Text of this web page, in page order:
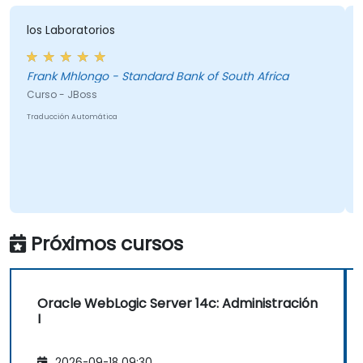
Extensión de Gestión Java y la Consola de
Administración.
Implementar JBoss Drools para la gestión
de reglas de negocio y utilizar la
herramienta Guvnor para el desarrollo y
pruebas de reglas.
los Laboratorios
Frank Mhlongo - Standard Bank of South Africa
Curso - JBoss
Traducción Automática
Próximos cursos
Oracle WebLogic Server 14c: Administración
I